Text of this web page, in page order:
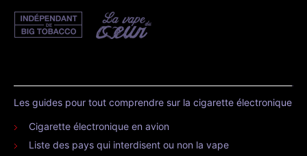
Les guides pour tout comprendre sur la cigarette électronique
Cigarette électronique en avion
Liste des pays qui interdisent ou non la vape